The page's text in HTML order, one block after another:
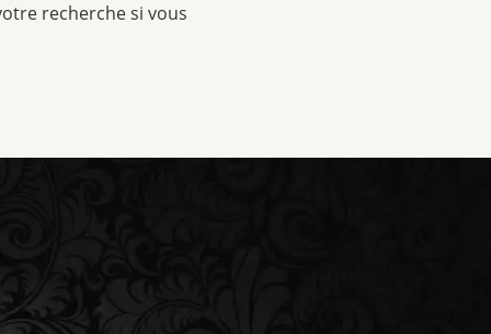
recherche si vous